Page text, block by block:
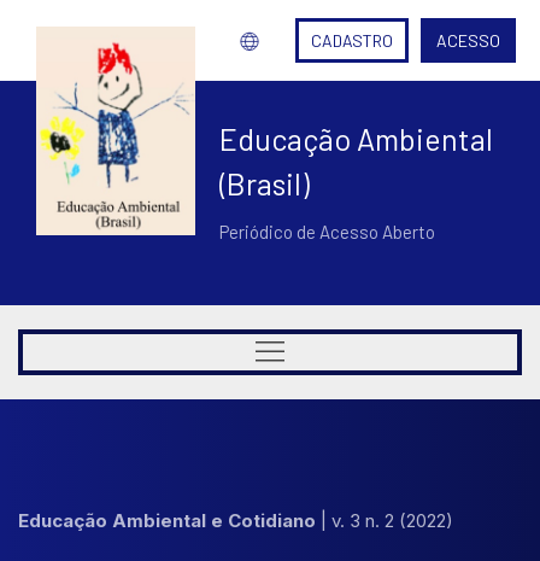
CADASTRO ACESSO
Educação Ambiental
(Brasil)
Periódico de Acesso Aberto
Educação Ambiental e Cotidiano v. 3 n. 2 (2022)